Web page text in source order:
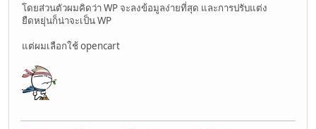
โดยส่วนตัวผมคิดว่า WP จะลงข้อมูลง่ายที่สุด และการปรับแต่ง
ยืดหยุ่นก็น่าจะเป็น WP
แต่ผมเลือกใช้ opencart